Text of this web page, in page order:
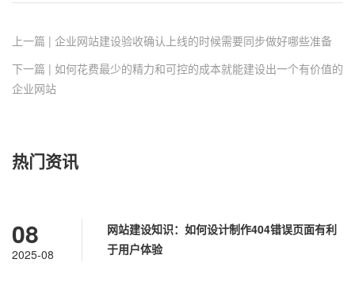
上一篇 | 企业网站建设验收确认上线的时候需要同步做好哪些准备
下一篇 | 如何花费最少的精力和可控的成本就能建设出一个有价值的
企业网站
热门资讯
08
2025-08
网站建设知识：如何设计制作404错误页面有利
于用户体验